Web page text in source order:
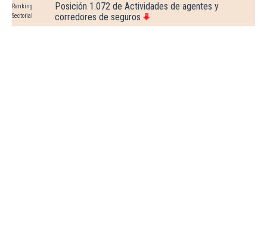
Ranking
Sectorial
Posición 1.072 de Actividades de agentes y
corredores de seguros